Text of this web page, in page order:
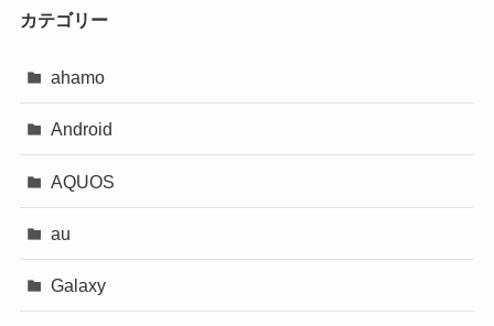
カテゴリー
ahamo
Android
AQUOS
au
Galaxy